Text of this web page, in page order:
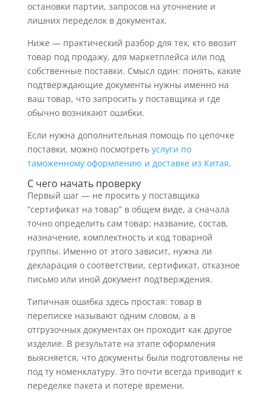
остановки партии, запросов на уточнение и
лишних переделок в документах.
Ниже — практический разбор для тех, кто ввозит
товар под продажу, для маркетплейса или под
собственные поставки. Смысл один: понять, какие
подтверждающие документы нужны именно на
ваш товар, что запросить у поставщика и где
обычно возникают ошибки.
Если нужна дополнительная помощь по цепочке
поставки, можно посмотреть услуги по
таможенному оформлению и доставке из Китая.
С чего начать проверку
Первый шаг — не просить у поставщика
“сертификат на товар” в общем виде, а сначала
точно определить сам товар: название, состав,
назначение, комплектность и код товарной
группы. Именно от этого зависит, нужна ли
декларация о соответствии, сертификат, отказное
письмо или иной документ подтверждения.
Типичная ошибка здесь простая: товар в
переписке называют одним словом, а в
отгрузочных документах он проходит как другое
изделие. В результате на этапе оформления
выясняется, что документы были подготовлены не
под ту номенклатуру. Это почти всегда приводит к
переделке пакета и потере времени.